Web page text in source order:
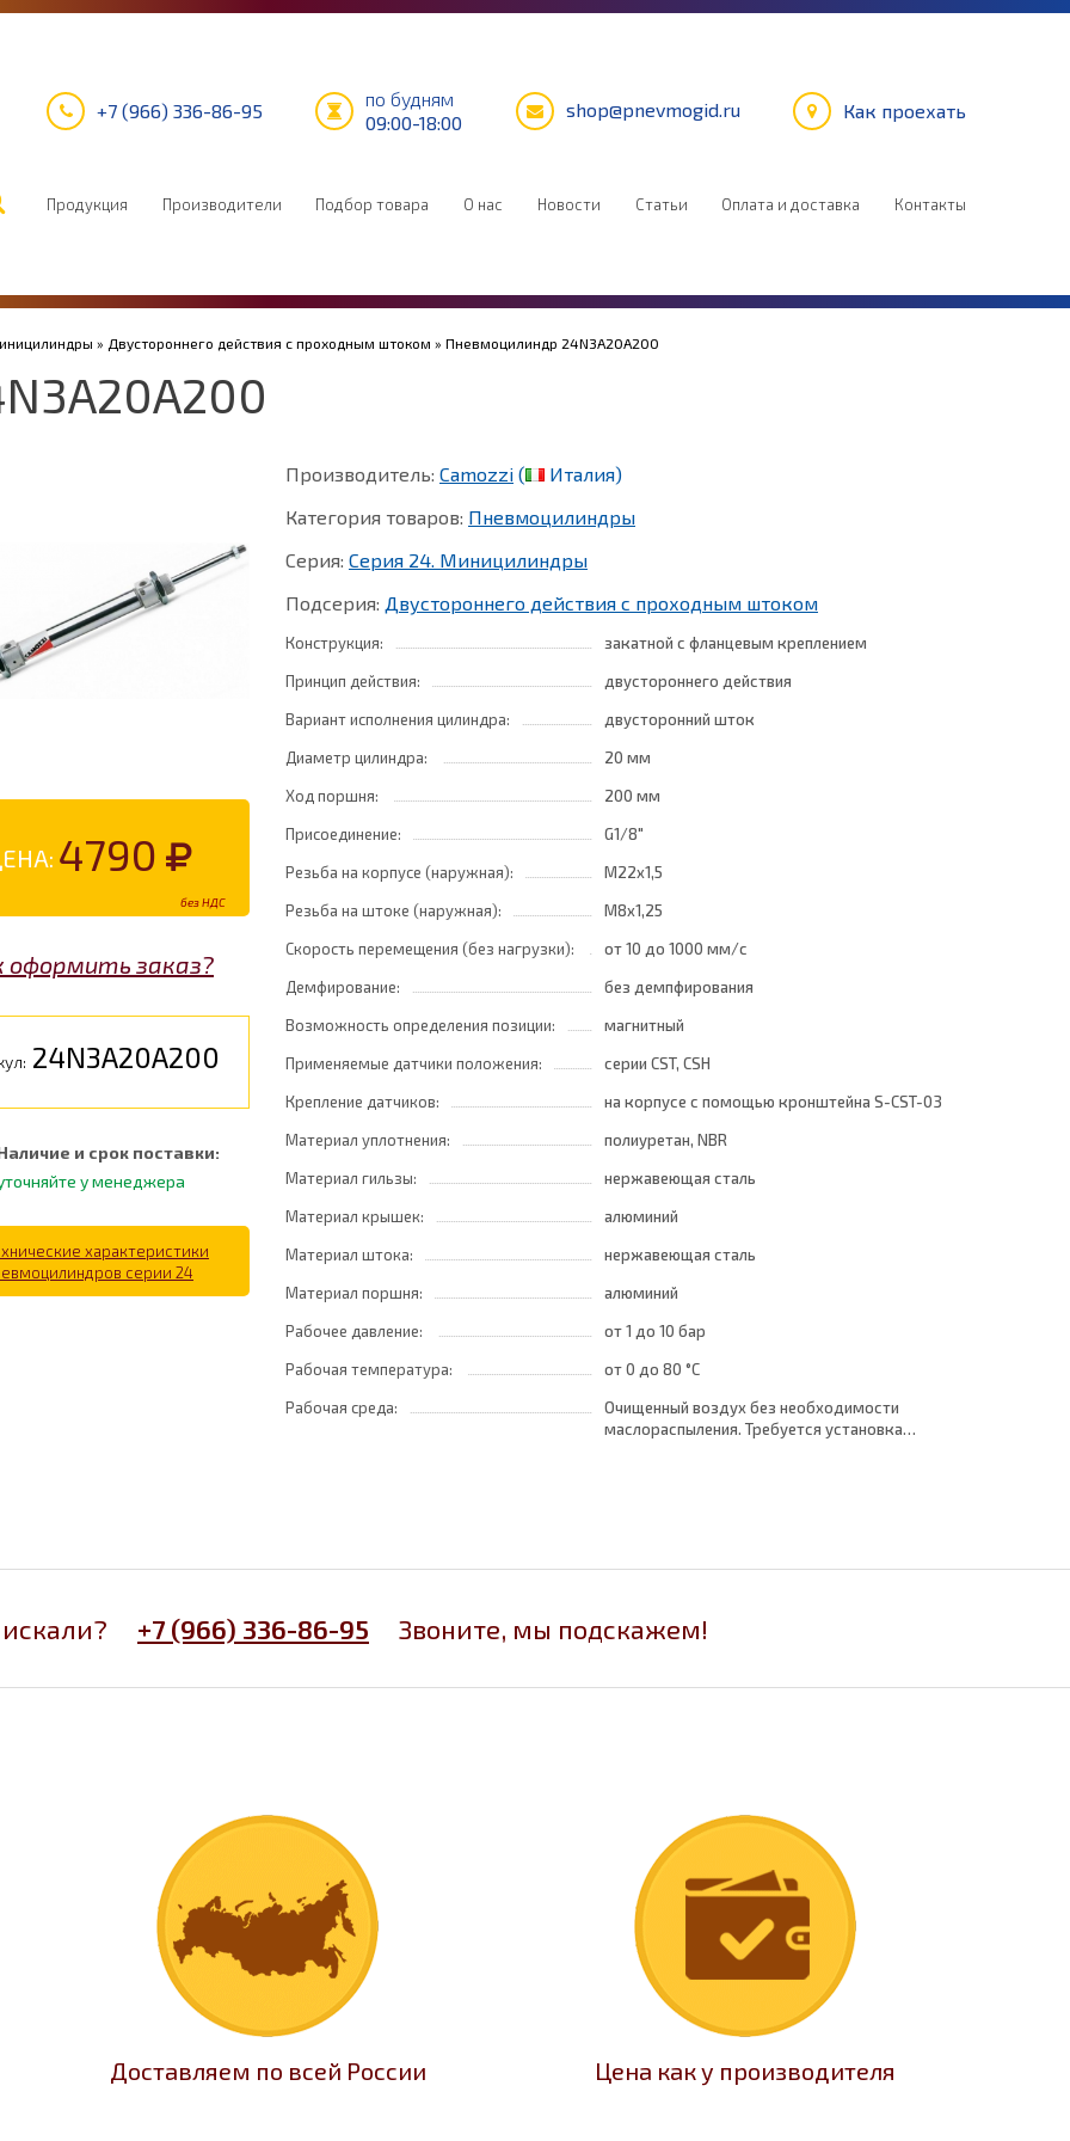
+7 (966) 336-86-95
по будням
09:00-18:00
shop@pnevmogid.ru Как проехать
Продукция Производители Подбор товара О нас Новости Статьи Оплата и доставка Контакты
» Двустороннего действия с проходным штоком » Пневмоцилиндр 24N3A20A200
4790
без НДС
оформить заказ?
24N3A20A200
и срок поставки:
у менеджера
характеристики
серии 24
Производитель: Camozzi (
Италия)
Категория товаров: Пневмоцилиндры
Серия: Серия 24. Миницилиндры
Подсерия: Двустороннего действия с проходным штоком
Конструкция:
закатной с фланцевым креплением
Принцип действия:
двустороннего действия
Вариант исполнения цилиндра:
двусторонний шток
Диаметр цилиндра:
20 мм
Ход поршня:
200 мм
Присоединение:
G1/8"
Резьба на корпусе (наружная):
M22x1,5
Резьба на штоке (наружная):
M8x1,25
Скорость перемещения (без нагрузки):
от 10 до 1000 мм/с
Демфирование:
без демпфирования
Возможность определения позиции:
магнитный
Применяемые датчики положения:
серии CST, CSH
Крепление датчиков:
на корпусе с помощью кронштейна S-CST-03
Материал уплотнения:
полиуретан, NBR
Материал гильзы:
нержавеющая сталь
Материал крышек:
алюминий
Материал штока:
нержавеющая сталь
Материал поршня:
алюминий
Рабочее давление:
от 1 до 10 бар
Рабочая температура:
от 0 до 80 °C
Рабочая среда:
Очищенный воздух без необходимости
маслораспыления. Требуется установка
+7 (966) 336-86-95 Звоните, мы подскажем!
Доставляем по всей России Цена как у производителя